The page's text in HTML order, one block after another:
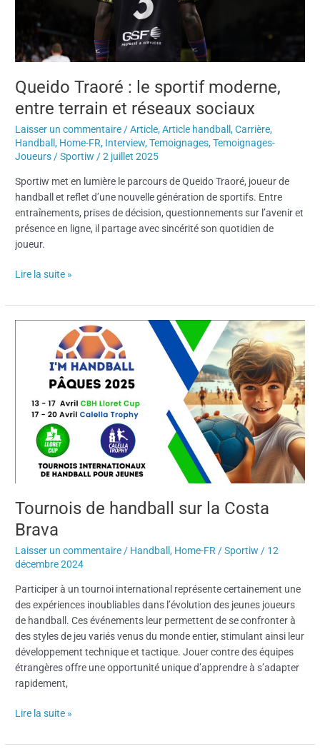
Queido Traoré : le sportif moderne,
entre terrain et réseaux sociaux
Laisser un commentaire /Article,Article handball,Carrière,
Handball, Home-FR, Interview,Temoignages,Temoignages-
Joueurs /Sportiw /2 juillet 2025
Sportiw met en lumière le parcours de Queido Traoré, joueur de
handball et reflet d’une nouvelle génération de sportifs. Entre
entraînements, prises de décision, questionnements sur l’avenir et
présence en ligne, il partage avec sincérité son quotidien de
joueur.
sociaux
Lire la suite »
Tournois de handball sur la Costa
Brava
Laisser un commentaire / Handball, Home-FR /Sportiw / 12
décembre 2024
Participer à un tournoi international représente certainement une
des expériences inoubliables dans l’évolution des jeunes joueurs
de handball. Ces événements leur permettent de se confronter à
des styles de jeu variés venus du monde entier, stimulant ainsi leur
développement technique et tactique. Jouer contre des équipes
étrangères offre une opportunité unique d’apprendre à s’adapter
rapidement,
Costa
Brava
Lire la suite »